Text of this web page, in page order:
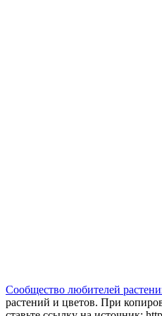
Сообщество любителей
растений и цветов. При